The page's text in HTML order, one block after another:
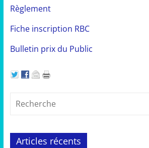
Règlement
Fiche inscription RBC
Bulletin prix du Public
Articles récents